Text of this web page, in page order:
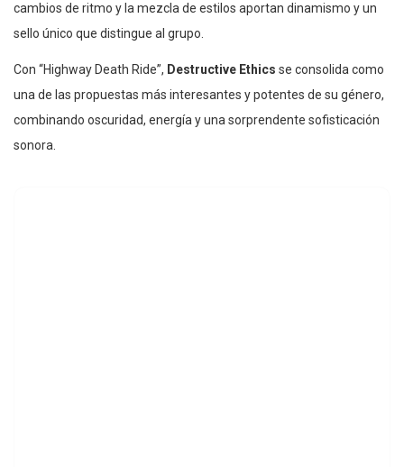
cambios de ritmo y la mezcla de estilos aportan dinamismo y un
sello único que distingue al grupo.
Con “Highway Death Ride”, Destructive Ethics se consolida como
una de las propuestas más interesantes y potentes de su género,
combinando oscuridad, energía y una sorprendente sofisticación
sonora.